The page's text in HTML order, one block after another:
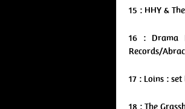
15 : HHY &
16 : Drama
Records/
17 : Loins :
18 : The